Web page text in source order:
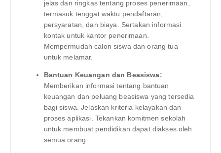
jelas dan ringkas tentang proses penerimaan,
termasuk tenggat waktu pendaftaran,
persyaratan, dan biaya. Sertakan informasi
kontak untuk kantor penerimaan.
Mempermudah calon siswa dan orang tua
untuk melamar.
Bantuan Keuangan dan Beasiswa:
Memberikan informasi tentang bantuan
keuangan dan peluang beasiswa yang tersedia
bagi siswa. Jelaskan kriteria kelayakan dan
proses aplikasi. Tekankan komitmen sekolah
untuk membuat pendidikan dapat diakses oleh
semua orang.